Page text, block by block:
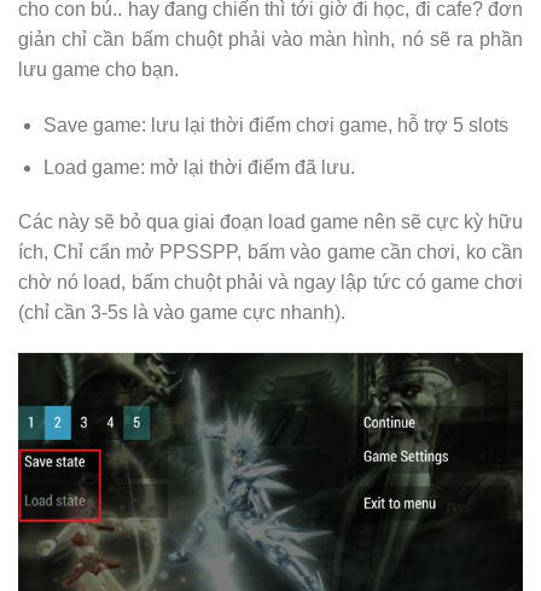
cho con bú.. hay đang chiến thì tới giờ đi học, đi cafe? đơn
giản chỉ cần bấm chuột phải vào màn hình, nó sẽ ra phần
lưu game cho bạn.
Save game: lưu lại thời điểm chơi game, hỗ trợ 5 slots
Load game: mở lại thời điểm đã lưu.
Các này sẽ bỏ qua giai đoạn load game nên sẽ cực kỳ hữu
ích, Chỉ cẩn mở PPSSPP, bấm vào game cần chơi, ko cần
chờ nó load, bấm chuột phải và ngay lập tức có game chơi
(chỉ cần 3-5s là vào game cực nhanh).